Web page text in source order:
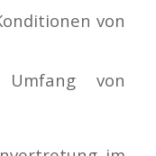
von
von